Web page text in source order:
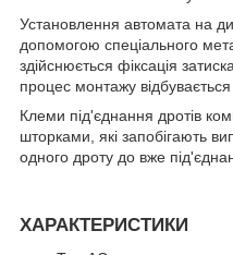
Установлення автомата на
допомогою спеціального
здійснюється фіксація
процес монтажу
Клеми під'єднання дротів
шторками, які запобігають
одного дроту до вже
ХАРАКТЕРИСТИКИ